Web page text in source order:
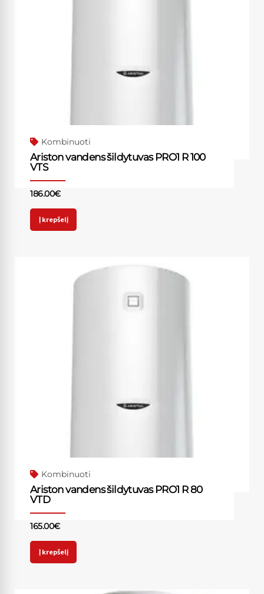
Kombinuoti
Ariston vandens šildytuvas PRO1 R 100
VTS
186.00€
Į krepšelį
Kombinuoti
Ariston vandens šildytuvas PRO1 R 80
VTD
165.00€
Į krepšelį